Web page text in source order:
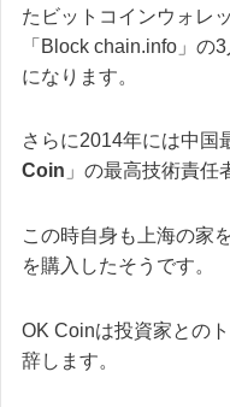
たビットコインウォレ
「Block chain.info」の
になります。
さらに2014年には中国
Coin 」の最高技術責任
この時自身も上海の家
を購入したそうです。
OK Coinは投資家との
辞します。